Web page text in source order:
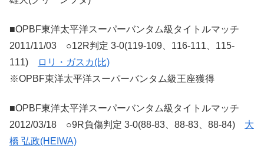
■OPBF東洋太平洋スーパーバンタム級タイトルマッチ
2011/11/03 ○12R判定 3-0(119-109、116-111、115-
111)
ロリ・ガスカ(比)
※OPBF東洋太平洋スーパーバンタム級王座獲得
■OPBF東洋太平洋スーパーバンタム級タイトルマッチ
2012/03/18 ○9R負傷判定 3-0(88-83、88-83、88-84) 大
橋 弘政(HEIWA)